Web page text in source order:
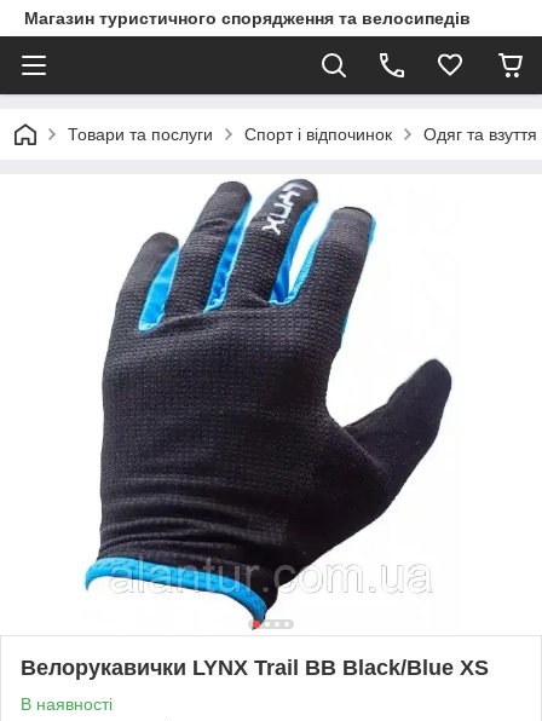
Магазин туристичного спорядження та велосипедів
Товари та послуги Спорт і відпочинок Одяг та
Велорукавички LYNX Trail BB Black/Blue XS
В наявності